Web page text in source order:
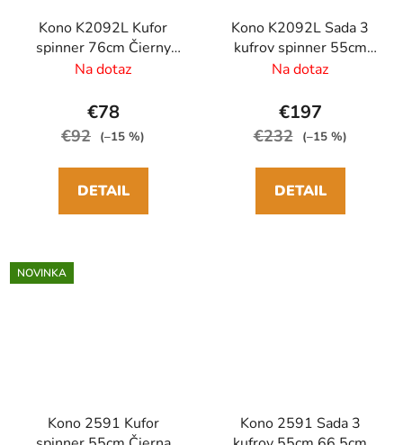
Kono K2092L Kufor
spinner 76cm Čierny
Polypropylén
Na dotaz
€78
€92 (–15 %)
DETAIL
Kono K2092L Sada 3
kufrov spinner 55cm
65cm 76cm Čierny
Na dotaz
€197
€232 (–15 %)
DETAIL
NOVINKA
Kono 2591 Kufor
Kono 2591 Sada 3